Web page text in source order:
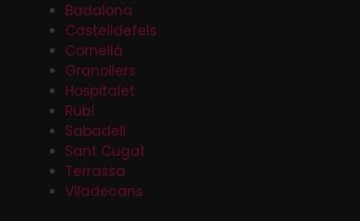
Badalona
Castelldefels
Cornellá
Granollers
Hospitalet
Rubí
Sabadell
Sant Cugat
Terrassa
Viladecans